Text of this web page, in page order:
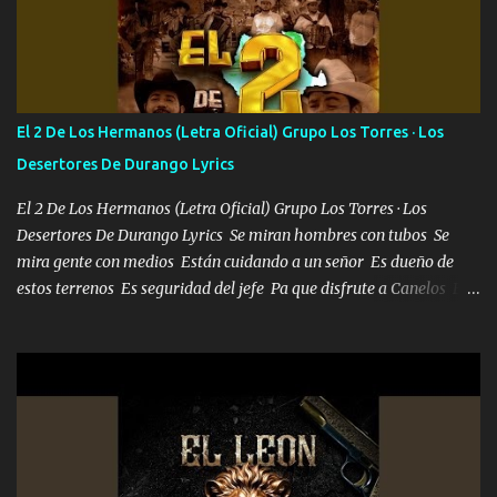
Soy yo la octava maravilla, no lo niegues Tengo de rodillas a otras
cien Y por más que quieran no me detienen Soy yo la mente que
más brilla, lo ves Pa' mi la vida es tan sencilla No lo entenderías en
tu vida, y está bien Porque lo que tengo nadie lo tiene Una me está
escribiendo y la otra me va a llamar Quiere que vaya a verla y que
la invite a cenar Otras más me están pidiendo que las saque a
bailar Pero es que tengo un par de conciertos más que llenar Se
mueven solo por el interés P...
El 2 De Los Hermanos (Letra Oficial) Grupo Los Torres · Los
Desertores De Durango Lyrics
El 2 De Los Hermanos (Letra Oficial) Grupo Los Torres · Los
Desertores De Durango Lyrics Se miran hombres con tubos Se
mira gente con medios Están cuidando a un señor Es dueño de
estos terrenos Es seguridad del jefe Pa que disfrute a Canelos Es
ni tampoco las mujeres porque es platica de grandes por eso hay
que estar alegres doy las instrucciones para atender los deberes
Música Si es que salta algún problema de confianza tengo gente
ahí está el Hombre Cuarenta y también Pariente 7 arreglan